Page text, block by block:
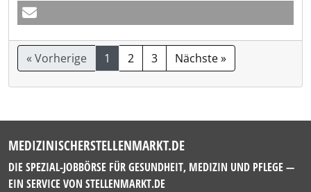
« Vorherige 1 2 3 Nächste »
MEDIZINISCHERSTELLENMARKT.DE
DIE SPEZIAL-JOBBÖRSE FÜR GESUNDHEIT, MEDIZIN UND PFLEGE —
EIN SERVICE VON STELLENMARKT.DE